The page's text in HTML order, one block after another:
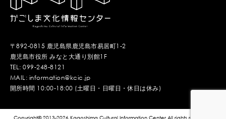
〒892-0815 鹿児島県鹿児島市易居町1-2
鹿児島市役所 みなと大通り別館1F
TEL: 099-248-8121
MAIL: information@kcic.jp
開所時間 10:00-18:00 (土曜日・日曜日・休日は休み)